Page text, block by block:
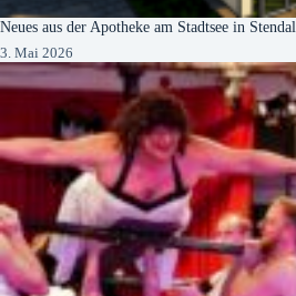
Neues aus der Apotheke am Stadtsee in Stendal
3. Mai 2026